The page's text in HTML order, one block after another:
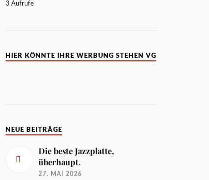
3 Aufrufe
HIER KÖNNTE IHRE WERBUNG STEHEN VG
NEUE BEITRÄGE
Die beste Jazzplatte,
überhaupt.
27. MAI 2026